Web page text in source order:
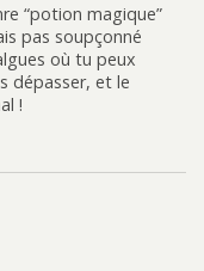
“potion magique”
pas soupçonné
où tu peux
dépasser, et le
!